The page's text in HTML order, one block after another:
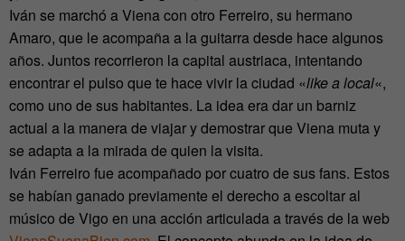
Iván se marchó a Viena con otro Ferreiro, su hermano
Amaro, que le acompaña a la guitarra desde hace algunos
años. Juntos recorrieron la capital austriaca, intentando
encontrar el pulso que te hace vivir la ciudad «like a local«,
como uno de sus habitantes. La idea era dar un barniz
actual a la manera de viajar y demostrar que Viena muta y
se adapta a la mirada de quien la visita.
Iván Ferreiro fue acompañado por cuatro de sus fans. Estos
se habían ganado previamente el derecho a escoltar al
músico de Vigo en una acción articulada a través de la web